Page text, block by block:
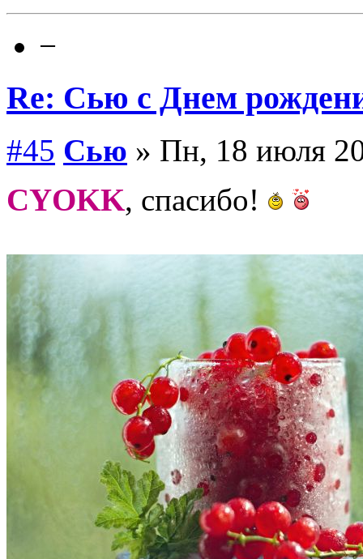
−
Re: Сью с Днем
#45 Сью » Пн, 18 июля
CYOKK, спасибо!